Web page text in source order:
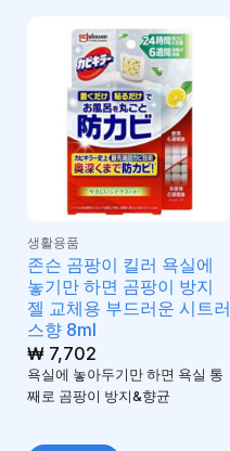
생활용품
존슨 곰팡이 킬러 욕실에
놓기만 하면 곰팡이 방지
젤 교체용 부드러운 시트러
스향 8ml
₩7,702
욕실에 놓아두기만 하면 욕실 통
째로 곰팡이 방지&향균